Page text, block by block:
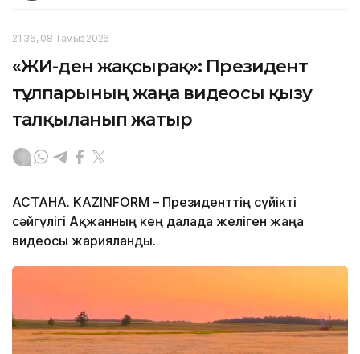
21:36, 08 Тамыз 2026
«ЖИ-ден жақсырақ»: Президент
тұлпарының жаңа видеосы қызу
талқыланып жатыр
АСТАНА. KAZINFORM – Президенттің сүйікті
сәйгүлігі Ақжанның кең далада желіген жаңа
видеосы жарияланды.